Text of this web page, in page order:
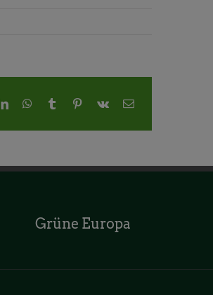
LinkedInWhatsApp
Tumblr Pinterest
Vk
E-
Grüne Europa